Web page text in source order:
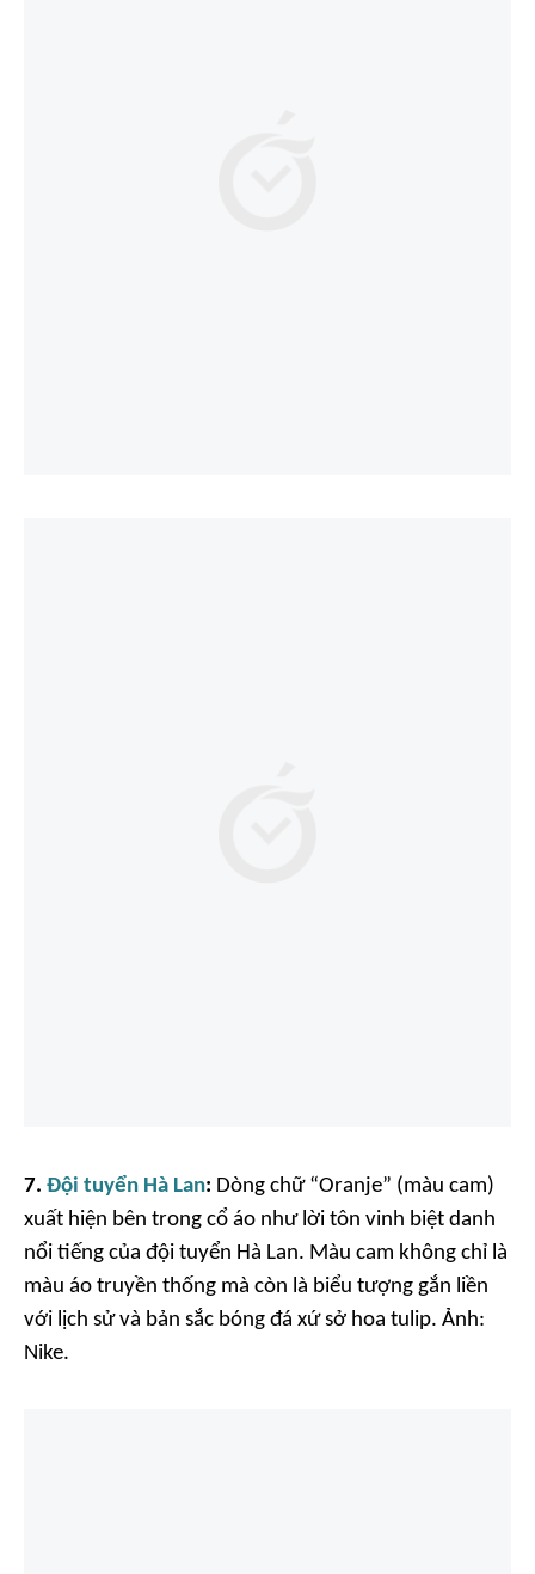
7. Đội tuyển Hà Lan: Dòng chữ “Oranje” (màu cam)
xuất hiện bên trong cổ áo như lời tôn vinh biệt danh
nổi tiếng của đội tuyển Hà Lan. Màu cam không chỉ là
màu áo truyền thống mà còn là biểu tượng gắn liền
với lịch sử và bản sắc bóng đá xứ sở hoa tulip. Ảnh:
Nike.